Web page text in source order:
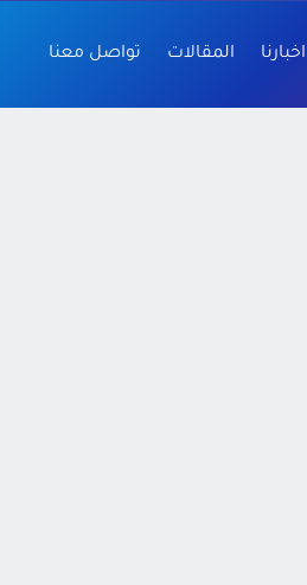
المقالات تواصل معنا